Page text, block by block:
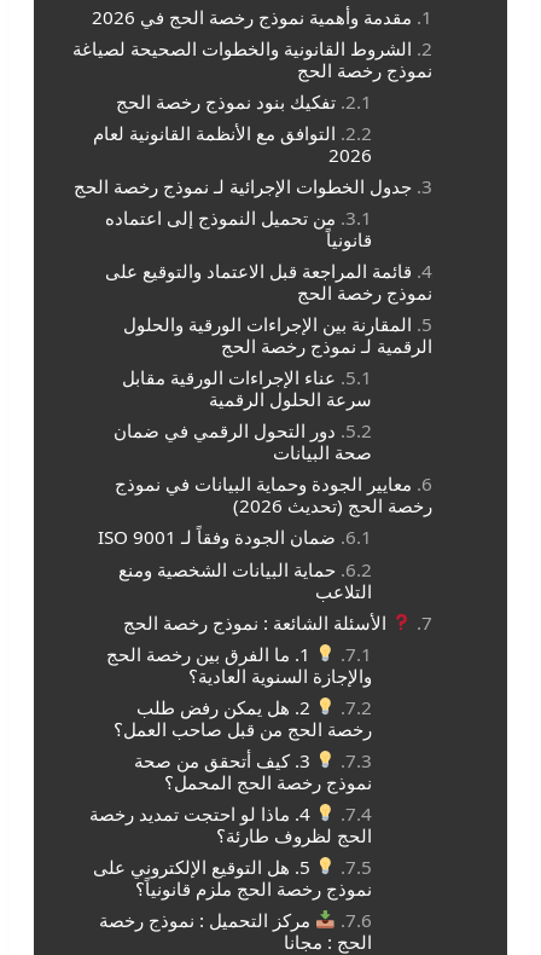
مقدمة وأهمية نموذج رخصة الحج في 2026
الشروط القانونية والخطوات الصحيحة لصياغة
نموذج رخصة الحج
تفكيك بنود نموذج رخصة الحج
التوافق مع الأنظمة القانونية لعام
2026
جدول الخطوات الإجرائية لـ نموذج رخصة الحج
من تحميل النموذج إلى اعتماده
قانونياً
قائمة المراجعة قبل الاعتماد والتوقيع على
نموذج رخصة الحج
المقارنة بين الإجراءات الورقية والحلول
الرقمية لـ نموذج رخصة الحج
عناء الإجراءات الورقية مقابل
سرعة الحلول الرقمية
دور التحول الرقمي في ضمان
صحة البيانات
معايير الجودة وحماية البيانات في نموذج
رخصة الحج (تحديث 2026)
ضمان الجودة وفقاً لـ ISO 9001
حماية البيانات الشخصية ومنع
التلاعب
الأسئلة الشائعة : نموذج رخصة الحج
1. ما الفرق بين رخصة الحج
والإجازة السنوية العادية؟
2. هل يمكن رفض طلب
رخصة الحج من قبل صاحب العمل؟
3. كيف أتحقق من صحة
نموذج رخصة الحج المحمل؟
4. ماذا لو احتجت تمديد رخصة
الحج لظروف طارئة؟
5. هل التوقيع الإلكتروني على
نموذج رخصة الحج ملزم قانونياً؟
مركز التحميل : نموذج رخصة
الحج : مجانا